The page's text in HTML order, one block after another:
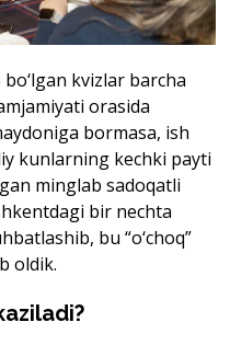
kvizlar barcha
orasida
bormasa, ish
kunlarning kechki payti
minglab sadoqatli
bir nechta
bu “o‘choq”
oldik.